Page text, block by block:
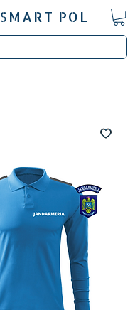
SMART POL